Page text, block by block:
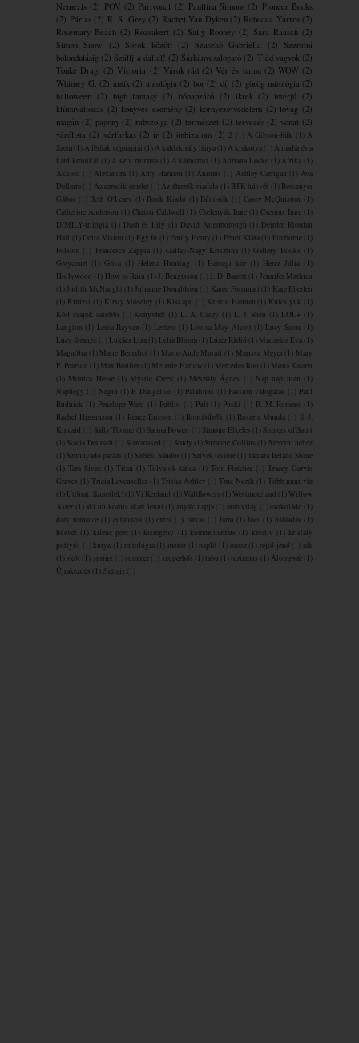
Nemezis (2) POV (2) Partvonal (2) Paullina Simons (2) Pioneer Books
(2) Párizs (2) R. S. Grey (2) Rachel Van Dyken (2) Rebecca Yarros (2)
Rosemary Beach (2) Rózsakert (2) Sally Rooney (2) Sara Raasch (2)
Simon Snow
(2) Sorok között (2) Szaszkó Gabriella (2)
Szeretni
bolondulásig (2) Szállj a dallal! (2) Sárkánycsalogató (2) Tiéd vagyok (2)
Tonke Dragt (2) Victoria (2) Várok rád (2) Vér és hamu (2) WOW (2)
Whitney G. (2) antik (2) antológia (2) bor (2) díj (2) görög mitológia (2)
halloween (2) high fantasy (2) hónapzáró (2) ikrek (2) interjú (2)
klímaváltozás (2) könyves esemény (2) környezetvédelem (2) lovag (2)
magán (2) pagony (2) rabszolga (2) természet (2) tervezés (2) vonat (2)
várólista (2) vérfarkas (2) ír (2) önbizalom (2) 2 (1) A Gibson-fiúk (1) A
Szem (1) A férfiak végnapjai (1) A kalózkirály lánya (1) A kiskutya (1) A madár és a
kard krónikái
(1) A szív ritmusa (1) A ​kárhozott (1) Adriana Locke (1) Afrika
(1)
Akkord
(1) Alexandra (1) Amy Harmon (1) Animus (1) Ashley Carrigan (1) Ava
Dellaira (1) Az ezredik emelet (1) Az éhezők viadala (1) BTK húsvét (1) Bessenyei
Gábor
(1) Beth O'Leary (1) Book Kiadó (1) Bűnösök (1) Casey McQuiston
(1)
Catherine Anderson
(1) Christi Caldwell (1) Cselenyák Imre (1) Csernus Imre
(1)
DIMILY-trilógia
(1) Dash és Lily (1) David Attenborough (1) Deirdre Riordan
Hall
(1) Delta Vision (1) Egy fo (1) Emily Henry (1) Fehér Klára (1) Fireborne (1)
Folsom
(1) Francesca Zappia (1) Gallay-Nagy Krisztina (1) Gallery Books
(1)
Greycourt
(1) Grisa (1) Helena Hunting (1) Hercegi kör (1) Hercz Júlia
(1)
Hollywood
(1) How to Ruin (1)J. Bengtsson (1)J. D. Barrett (1) Jennifer Mathieu
(1)Judith McNaught (1)Julianne Donaldson (1) Karen Fortunati (1) Kate Eberlen
(1) Kinizsi (1) Kirsty Moseley (1) Kiskapu (1) Kristin Hannah (1) Kulcslyuk
(1)
Kód csajok satöbbi
(1) Könyvhét (1) L. A. Casey (1) L. J. Shen (1) LOL+
(1)
Langton
(1) Leisa Rayven (1) Lettero (1) Louisa May Alcott (1) Lucy Score
(1)
Lucy Strange (1) Lukács Liza (1) Lylia Bloom (1) Lúzer Rádió (1) Madarász Éva (1)
Magnólia
(1) Marie Benedict (1) Marie-Aude Murail (1) Marissa Meyer (1) Mary
E. Pearson
(1) Max Brallier (1) Melanie Harlow (1) Mercedes Ron (1) Mona Kasten
(1) Monica Hesse (1) Mystic Creek (1) Mészöly Ágnes (1) Nap nap után
(1)
Naphegy
(1) Negin (1) P. Dangelico (1) Palatinus (1) Passion válogatás (1) Paul
Rudnick
(1) Penelope Ward (1) Publio (1) Pult (1) Püski (1) R. M. Romero
(1)
Rachel Higginson
(1) Renee Ericson (1) Rontásűzők (1) Rosaria Munda (1) S. J.
Kincaid
(1) Sally Thorne (1) Sarina Bowen (1) Simone Elkeles (1) Sinners of Saint
(1) Stacia Deutsch (1) Starcrossed (1) Study (1) Suzanne Collins (1) Szeretni nehéz
(1) Szunnyadó parázs (1) Szélesi Sándor (1) Szívek testőre (1)Tamara Ireland Stone
(1) Tara Sivec (1) Titan (1) Tolvajok ​tánca (1) Tom Fletcher (1) Tracey Garvis
Graves
(1) Tricia Levenseller (1) Trisha Ashley (1) True North (1) Több mint víz
(1) Utóirat: Szeretlek! (1) Vi Keeland (1) Wallflowers (1) Westmoreland (1) Willow
Aster
(1) aki unikornis akart lenni (1) anyák napja (1) arab világ (1)csokoládé
(1)
dark romance
(1) eutanázia (1) extra (1) farkas (1) farm (1) foci (1) hálaadás
(1)
húsvét
(1) kilenc perc (1) kisregény (1) kommunizmus (1) kreatív (1) kristály
pöttyös
(1) kutya (1) mitológia (1) motor (1) napló (1) orosz (1) rejtő jenő (1) rák
(1) skót (1) spring (1) summer (1) szuperhős (1) tabu (1) turizmus (1) Álomgyár (1)
Újrakezdés
(1)életrajz (1)